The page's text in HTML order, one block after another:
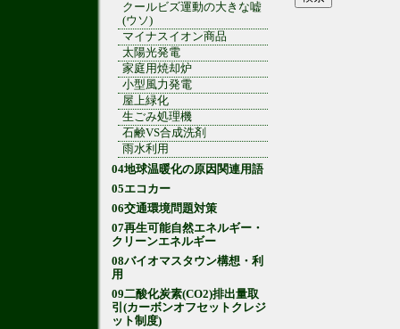
クールビズ運動の大きな嘘
(ウソ)
マイナスイオン商品
太陽光発電
家庭用焼却炉
小型風力発電
屋上緑化
生ごみ処理機
石鹸VS合成洗剤
雨水利用
04地球温暖化の原因関連用語
05エコカー
06交通環境問題対策
07再生可能自然エネルギー・
クリーンエネルギー
08バイオマスタウン構想・利
用
09二酸化炭素(CO2)排出量取
引(カーボンオフセットクレジ
ット制度)